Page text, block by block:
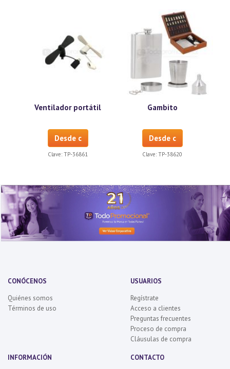
Ventilador portátil
Desde c
Clave: TP-36861
Gambito
Desde c
Clave: TP-38620
CONÓCENOS
Quiénes somos
Términos de uso
USUARIOS
Regístrate
Acceso a clientes
Preguntas frecuentes
Proceso de compra
Cláusulas de compra
INFORMACIÓN CONTACTO